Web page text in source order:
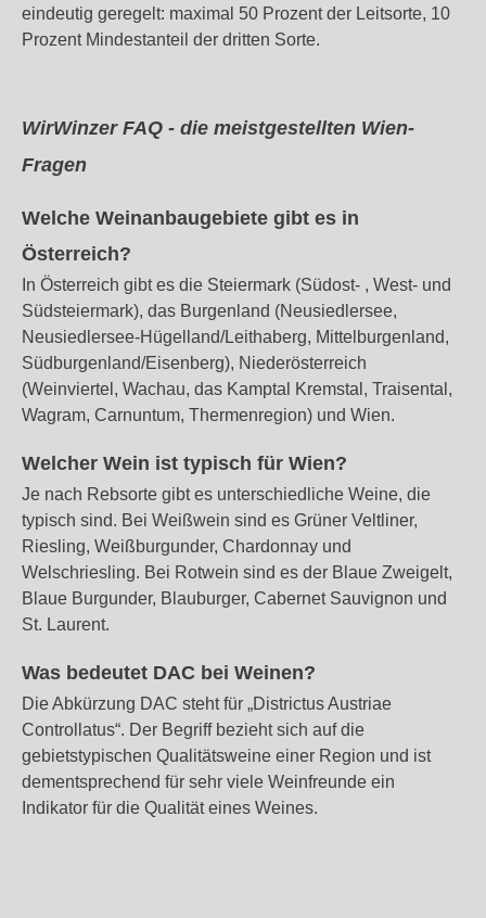
eindeutig geregelt: maximal 50 Prozent der Leitsorte, 10
Prozent Mindestanteil der dritten Sorte.
WirWinzer FAQ - die meistgestellten Wien-
Fragen
Welche Weinanbaugebiete gibt es in
Österreich?
In Österreich gibt es die Steiermark (Südost- , West- und
Südsteiermark), das Burgenland (Neusiedlersee,
Neusiedlersee-Hügelland/Leithaberg, Mittelburgenland,
Südburgenland/Eisenberg), Niederösterreich
(Weinviertel, Wachau, das Kamptal Kremstal, Traisental,
Wagram, Carnuntum, Thermenregion) und Wien.
Welcher Wein ist typisch für Wien?
Je nach Rebsorte gibt es unterschiedliche Weine, die
typisch sind. Bei Weißwein sind es Grüner Veltliner,
Riesling, Weißburgunder, Chardonnay und
Welschriesling. Bei Rotwein sind es der Blaue Zweigelt,
Blaue Burgunder, Blauburger, Cabernet Sauvignon und
St. Laurent.
Was bedeutet DAC bei Weinen?
Die Abkürzung DAC steht für „Districtus Austriae
Controllatus“. Der Begriff bezieht sich auf die
gebietstypischen Qualitätsweine einer Region und ist
dementsprechend für sehr viele Weinfreunde ein
Indikator für die Qualität eines Weines.